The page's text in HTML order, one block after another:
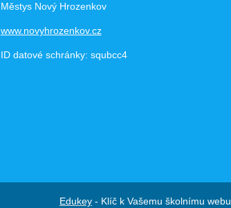
Městys Nový Hrozenkov
www.novyhrozenkov.cz
ID datové schránky: squbcc4
Edukey - Klíč k Vašemu školnímu webu